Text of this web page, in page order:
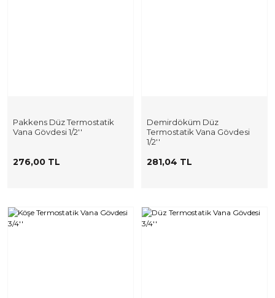
Pakkens Düz Termostatik
Vana Gövdesi 1/2''
276,00 TL
Demirdöküm Düz
Termostatik Vana Gövdesi
1/2''
281,04 TL